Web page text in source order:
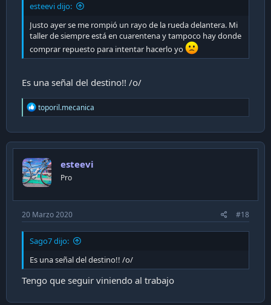
esteevi dijo:
Justo ayer se me rompió un rayo de la rueda delantera. Mi
taller de siempre está en cuarentena y tampoco hay donde
comprar repuesto para intentar hacerlo yo
Es una señal del destino!! /o/
R
e
c
t
o
n
s
toporil.mecanica
esteevi
Pro
20 Marzo 2020 #18
Sago7 dijo:
Es una señal del destino!! /o/
Tengo que seguir viniendo al trabajo